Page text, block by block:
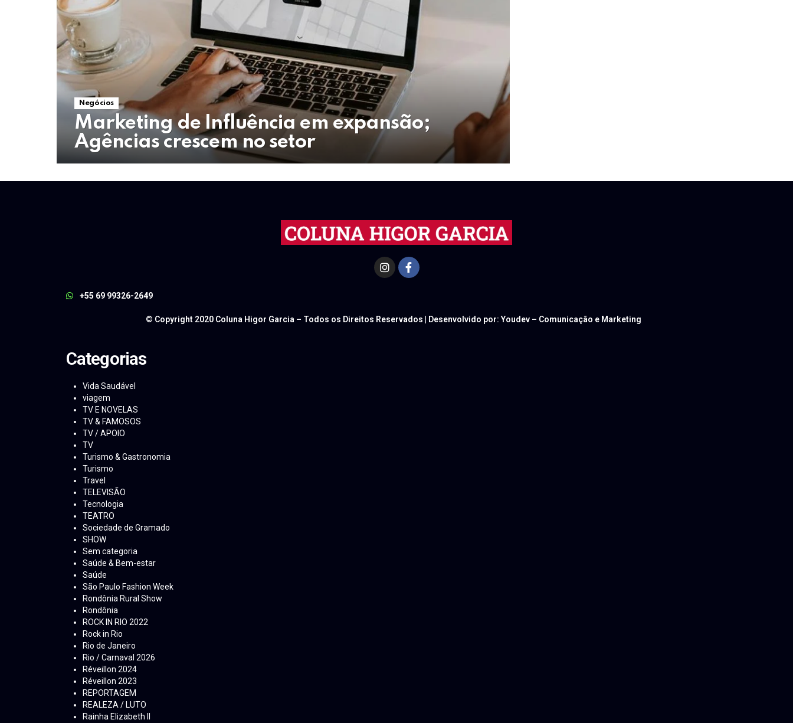
Negócios
Marketing de Influência em expansão;
Agências crescem no setor
+55 69 99326-2649
© Copyright 2020 Coluna Higor Garcia – Todos os Direitos Reservados | Desenvolvido por: Youdev – Comunicação e Marketing
Categorias
Vida Saudável
viagem
TV E NOVELAS
TV & FAMOSOS
TV / APOIO
TV
Turismo & Gastronomia
Turismo
Travel
TELEVISÃO
Tecnologia
TEATRO
Sociedade de Gramado
SHOW
Sem categoria
Saúde & Bem-estar
Saúde
São Paulo Fashion Week
Rondônia Rural Show
Rondônia
ROCK IN RIO 2022
Rock in Rio
Rio de Janeiro
Rio / Carnaval 2026
Réveillon 2024
Réveillon 2023
REPORTAGEM
REALEZA / LUTO
Rainha Elizabeth ll